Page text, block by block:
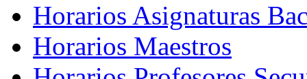
Horarios Asignaturas
Horarios Maestros